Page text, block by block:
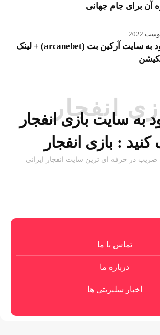
آن برای جام جهانی
ورود به سایت آرکین بت (arcanebet) + لینک
انفجار
به سایت بازی انفجار
کنید : بازی انفجار
ضریب در حرفه ای ترین سایت انفجار ایرانی
تماس با ما
درباره ما
اخبار سلبریتی ها